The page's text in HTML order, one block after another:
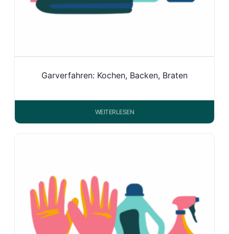
Garverfahren: Kochen, Backen, Braten
WEITERLESEN